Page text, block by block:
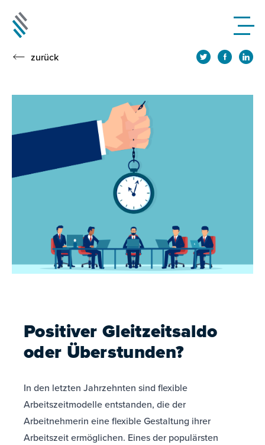
zurück
Positiver Gleitzeitsaldo
oder Überstunden?
In den letzten Jahrzehnten sind flexible
Arbeitszeitmodelle entstanden, die der
Arbeitnehmerin eine flexible Gestaltung ihrer
Arbeitszeit ermöglichen. Eines der populärsten